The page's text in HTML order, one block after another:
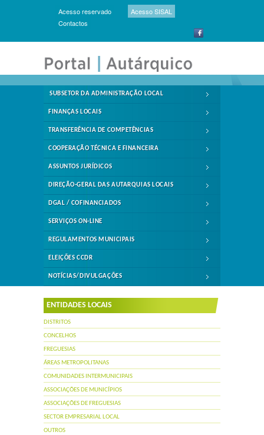
Acesso reservado
Acesso SISAL
Contactos
SUBSETOR DA ADMINISTRAÇÃO LOCAL
FINANÇAS LOCAIS
TRANSFERÊNCIA DE COMPETÊNCIAS
COOPERAÇÃO TÉCNICA E FINANCEIRA
ASSUNTOS JURÍDICOS
DIREÇÃO-GERAL DAS AUTARQUIAS LOCAIS
DGAL / COFINANCIADOS
SERVIÇOS ON-LINE
REGULAMENTOS MUNICIPAIS
ELEIÇÕES CCDR
NOTÍCIAS/DIVULGAÇÕES
ENTIDADES LOCAIS
DISTRITOS
CONCELHOS
FREGUESIAS
ÁREAS METROPOLITANAS
COMUNIDADES INTERMUNICIPAIS
ASSOCIAÇÕES DE MUNICÍPIOS
ASSOCIAÇÕES DE FREGUESIAS
SECTOR EMPRESARIAL LOCAL
OUTROS